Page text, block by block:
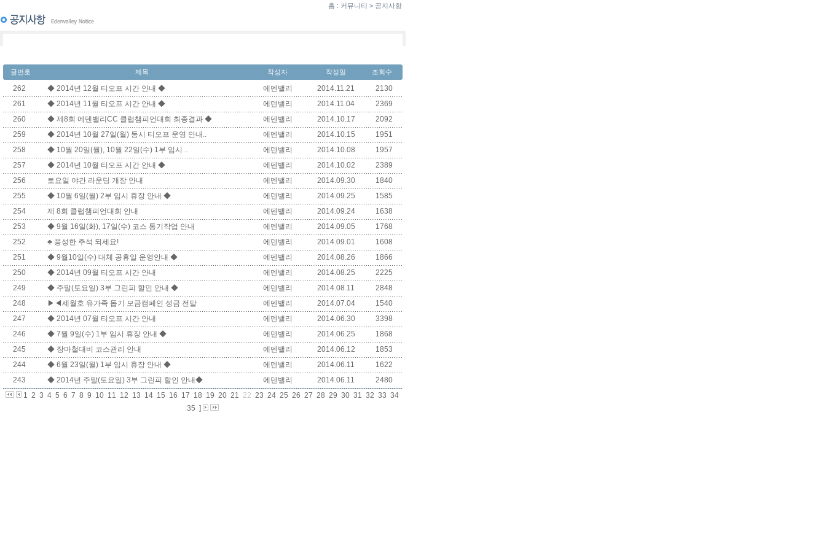
홈 : 커뮤니티 > 공지사항
글번호 제목 작성자 작성일 조회수
262 ◆ 2014년 12월 티오프 시간 안내 ◆ 에덴밸리 2014.11.21
2130
261
◆ 2014년 11월 티오프 시간 안내 ◆ 에덴밸리 2014.11.04
2369
260
◆ 제8회 에덴밸리CC 클럽챔피언대회 최종결과 ◆ 에덴밸리 2014.10.17
2092
259
◆ 2014년 10월 27일(월) 동시 티오프 운영 안내.. 에덴밸리 2014.10.15
1951
258
◆ 10월 20일(월), 10월 22일(수) 1부 임시 .. 에덴밸리 2014.10.08
1957
257
◆ 2014년 10월 티오프 시간 안내 ◆ 에덴밸리 2014.10.02
2389
256
토요일 야간 라운딩 개장 안내 에덴밸리 2014.09.30
1840
255
◆ 10월 6일(월) 2부 임시 휴장 안내 ◆ 에덴밸리 2014.09.25
1585
254
제 8회 클럽챔피언대회 안내 에덴밸리 2014.09.24
1638
253
◆ 9월 16일(화), 17일(수) 코스 통기작업 안내 에덴밸리 2014.09.05
1768
252
♣ 풍성한 추석 되세요! 에덴밸리 2014.09.01
1608
251
◆ 9월10일(수) 대체 공휴일 운영안내 ◆ 에덴밸리 2014.08.26
1866
250
◆ 2014년 09월 티오프 시간 안내 에덴밸리 2014.08.25
2225
249
◆ 주말(토요일) 3부 그린피 할인 안내 ◆ 에덴밸리 2014.08.11
2848
248
▶◀세월호 유가족 돕기 모금캠페인 성금 전달 에덴밸리 2014.07.04
1540
247
◆ 2014년 07월 티오프 시간 안내 에덴밸리 2014.06.30
3398
246
◆ 7월 9일(수) 1부 임시 휴장 안내 ◆ 에덴밸리 2014.06.25
1868
245
◆ 장마철대비 코스관리 안내 에덴밸리 2014.06.12
1853
244
◆ 6월 23일(월) 1부 임시 휴장 안내 ◆ 에덴밸리 2014.06.11
1622
243
◆ 2014년 주말(토요일) 3부 그린피 할인 안내◆ 에덴밸리 2014.06.11
2480
1 2 3 4 5 6 7 8 9 10 11 12 13 14 15 16 17 18 19 20 21 22 23 24 25 26 27 28 29 30 31 32 33 34
35 ]